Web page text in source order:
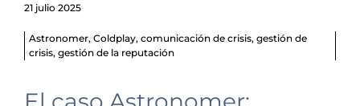
21 julio 2025
Astronomer, Coldplay, comunicación de crisis, gestión de
crisis, gestión de la reputación